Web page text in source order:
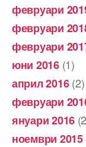
февруари
февруари
февруари
юни 2016(1)
април 2016(2)
февруари
януари 2016
ноември 2015